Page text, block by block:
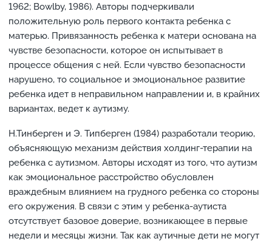
1962; Bowlby, 1986). Авторы подчеркивали
положительную роль первого контакта ребенка с
матерью. Привязанность ребенка к матери основана на
чувстве безопасности, которое он испытывает в
процессе общения с ней. Если чувство безопасности
нарушено, то социальное и эмоциональное развитие
ребенка идет в неправильном направлении и, в крайних
вариантах, ведет к аутизму.
Н.Тинберген и Э. Типберген (1984) разработали теорию,
объясняющую механизм действия холдинг-терапии на
ребенка с аутизмом. Авторы исходят из того, что аутизм
как эмоциональное расстройство обусловлен
враждебным влиянием на грудного ребенка со стороны
его окружения. В связи с этим у ребенка-аутиста
отсутствует базовое доверие, возникающее в первые
недели и месяцы жизни. Так как аутичные дети не могут